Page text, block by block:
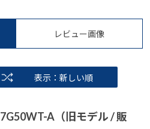
レビュー画像
表示：新しい順
A（旧モデル / 販